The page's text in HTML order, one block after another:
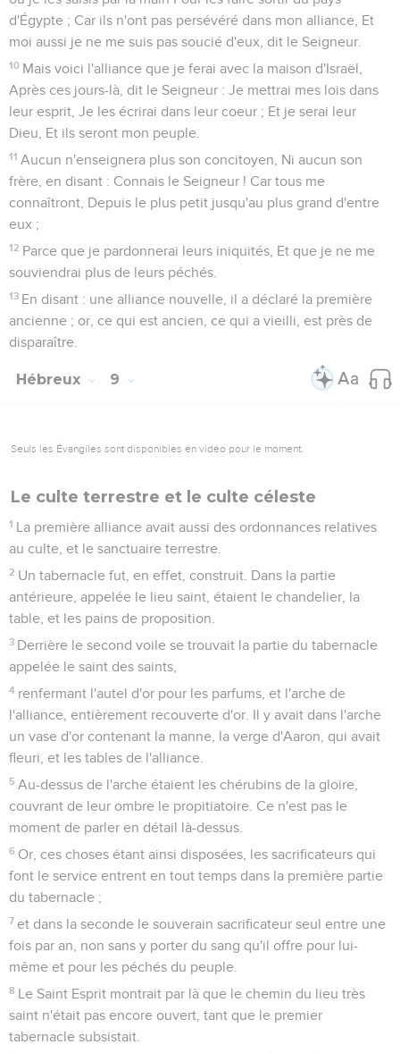
d'Égypte ; Car ils n'ont pas persévéré dans mon alliance, Et
moi aussi je ne me suis pas soucié d'eux, dit le Seigneur.
10 Mais voici l'alliance que je ferai avec la maison d'Israël,
Après ces jours-là, dit le Seigneur : Je mettrai mes lois dans
leur esprit, Je les écrirai dans leur coeur ; Et je serai leur
Dieu, Et ils seront mon peuple.
11 Aucun n'enseignera plus son concitoyen, Ni aucun son
frère, en disant : Connais le Seigneur ! Car tous me
connaîtront, Depuis le plus petit jusqu'au plus grand d'entre
eux ;
12 Parce que je pardonnerai leurs iniquités, Et que je ne me
souviendrai plus de leurs péchés.
13 En disant : une alliance nouvelle, il a déclaré la première
ancienne ; or, ce qui est ancien, ce qui a vieilli, est près de
disparaître.
Hébreux 9
Seuls les Évangiles sont disponibles en vidéo pour le moment.
Le culte terrestre et le culte céleste
1 La première alliance avait aussi des ordonnances relatives
au culte, et le sanctuaire terrestre.
2 Un tabernacle fut, en effet, construit. Dans la partie
antérieure, appelée le lieu saint, étaient le chandelier, la
table, et les pains de proposition.
3 Derrière le second voile se trouvait la partie du tabernacle
appelée le saint des saints,
4 renfermant l'autel d'or pour les parfums, et l'arche de
l'alliance, entièrement recouverte d'or. Il y avait dans l'arche
un vase d'or contenant la manne, la verge d'Aaron, qui avait
fleuri, et les tables de l'alliance.
5 Au-dessus de l'arche étaient les chérubins de la gloire,
couvrant de leur ombre le propitiatoire. Ce n'est pas le
moment de parler en détail là-dessus.
6 Or, ces choses étant ainsi disposées, les sacrificateurs qui
font le service entrent en tout temps dans la première partie
du tabernacle ;
7 et dans la seconde le souverain sacrificateur seul entre une
fois par an, non sans y porter du sang qu'il offre pour lui-
même et pour les péchés du peuple.
8 Le Saint Esprit montrait par là que le chemin du lieu très
saint n'était pas encore ouvert, tant que le premier
tabernacle subsistait.